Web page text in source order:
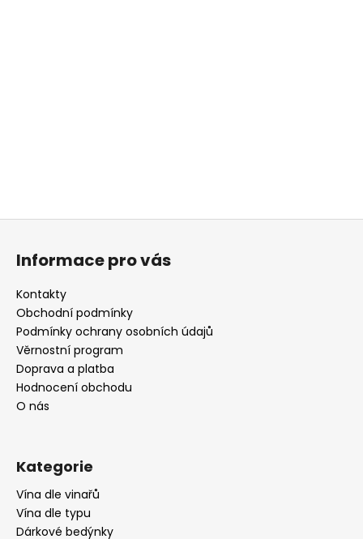
Z
Informace pro vás
Kontakty
Obchodní podmínky
Podmínky ochrany osobních údajů
Věrnostní program
Doprava a platba
Hodnocení obchodu
O nás
Kategorie
Vína dle vinařů
Vína dle typu
Dárkové bedýnky